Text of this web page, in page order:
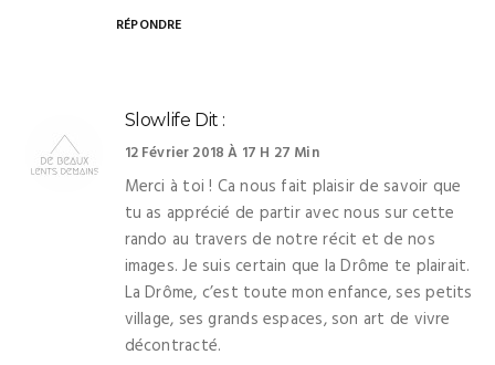
RÉPONDRE
Slowlife Dit :
12 Février 2018 À 17 H 27 Min
Merci à toi ! Ca nous fait plaisir de savoir que
tu as apprécié de partir avec nous sur cette
rando au travers de notre récit et de nos
images. Je suis certain que la Drôme te plairait.
La Drôme, c’est toute mon enfance, ses petits
village, ses grands espaces, son art de vivre
décontracté.